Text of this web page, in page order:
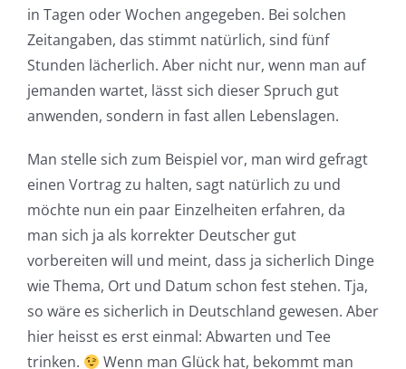
in Tagen oder Wochen angegeben. Bei solchen
Zeitangaben, das stimmt natürlich, sind fünf
Stunden lächerlich. Aber nicht nur, wenn man auf
jemanden wartet, lässt sich dieser Spruch gut
anwenden, sondern in fast allen Lebenslagen.
Man stelle sich zum Beispiel vor, man wird gefragt
einen Vortrag zu halten, sagt natürlich zu und
möchte nun ein paar Einzelheiten erfahren, da
man sich ja als korrekter Deutscher gut
vorbereiten will und meint, dass ja sicherlich Dinge
wie Thema, Ort und Datum schon fest stehen. Tja,
so wäre es sicherlich in Deutschland gewesen. Aber
hier heisst es erst einmal: Abwarten und Tee
trinken.
Wenn man Glück hat, bekommt man